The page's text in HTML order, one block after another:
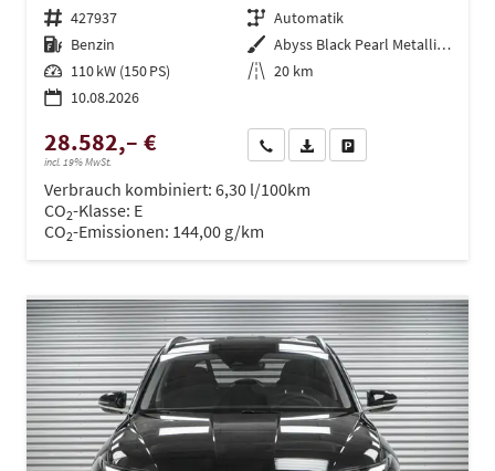
Fahrzeugnr. 427937 Getriebe Automatik
Kraftstoff Benzin Außenfarbe
Abyss Black Pearl Metallic ()
Leistung 110 kW (150 PS) Kilometerstand 20 km
10.08.2026
28.582,– €
incl. 19% MwSt.
Wir rufen Sie anPDF-Datei, Fahrzeugexposé
Verbrauch kombiniert: 6,30 l/100km
CO2-Klasse: E
CO2-Emissionen: 144,00 g/km